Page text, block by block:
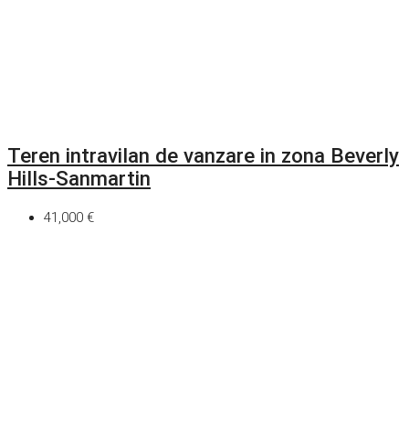
Teren intravilan de vanzare in zona Beverly
Hills-Sanmartin
41,000 €